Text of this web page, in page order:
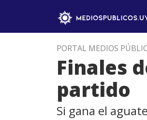
PORTAL MEDIOS
Finales
partido
Si gana el